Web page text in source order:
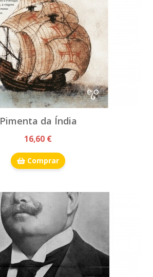
Pimenta da Índia
16,60 €
Comprar